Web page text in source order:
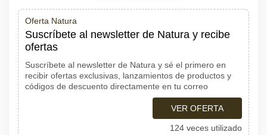
Oferta Natura
Suscríbete al newsletter de Natura y recibe
ofertas
Suscríbete al newsletter de Natura y sé el primero en
recibir ofertas exclusivas, lanzamientos de productos y
códigos de descuento directamente en tu correo
VER OFERTA
124 veces utilizado